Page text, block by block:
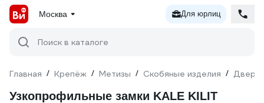
Москва Для юрлиц
Поиск в каталоге
Главная / Крепёж / Метизы / Скобяные изделия /
Узкопрофильные замки KALE KILIT